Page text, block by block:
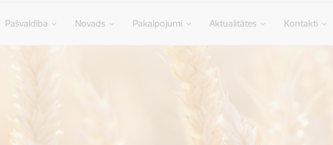
Pašvaldība Novads Pakalpojumi Aktualitātes Kontakti